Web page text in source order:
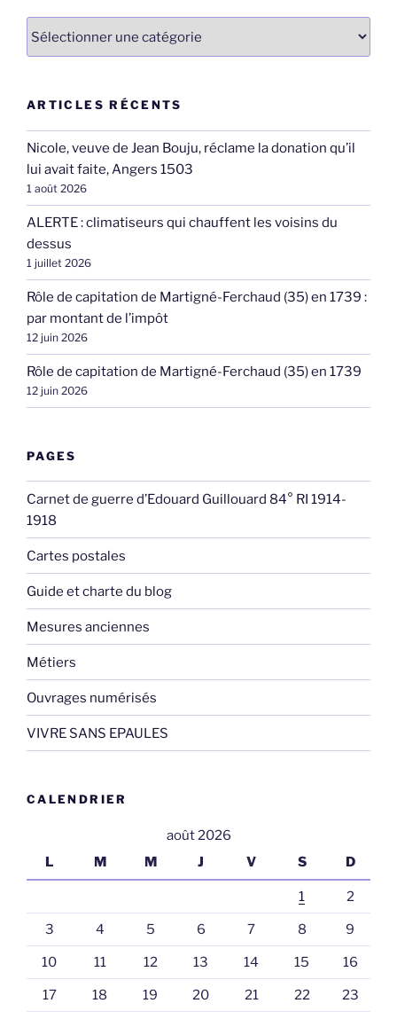
ARTICLES RÉCENTS
Nicole, veuve de Jean Bouju, réclame la donation qu’il
lui avait faite, Angers 1503
1 août 2026
ALERTE : climatiseurs qui chauffent les voisins du
dessus
1 juillet 2026
Rôle de capitation de Martigné-Ferchaud (35) en 1739 :
par montant de l’impôt
12 juin 2026
Rôle de capitation de Martigné-Ferchaud (35) en 1739
12 juin 2026
PAGES
Carnet de guerre d’Edouard Guillouard 84° RI 1914-
1918
Cartes postales
Guide et charte du blog
Mesures anciennes
Métiers
Ouvrages numérisés
VIVRE SANS EPAULES
CALENDRIER
août 2026
L
M M J V S D
1 2
3 4 5 6 7 8 9
10 11 12 13 14 15 16
17 18 19 20 21 22 23